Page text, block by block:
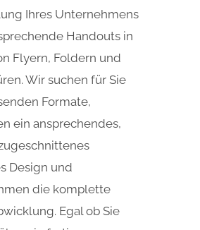
Ihres Unternehmens
Handouts in
Flyern, Foldern und
Wir suchen für Sie
Formate,
ein ansprechendes,
Design und
die komplette
Egal ob Sie